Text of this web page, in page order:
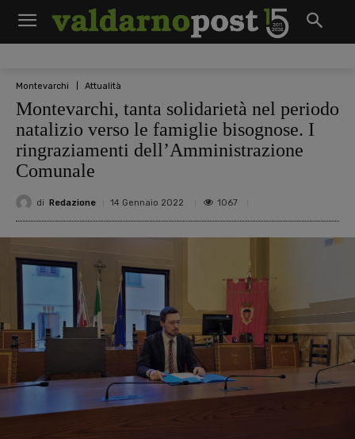
Montevarchi Attualità
Montevarchi, tanta solidarietà nel periodo
natalizio verso le famiglie bisognose. I
ringraziamenti dell’Amministrazione
Comunale
di Redazione 14 Gennaio 2022 1067